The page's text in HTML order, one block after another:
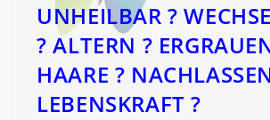
UNHEILBAR ?
? ALTERN ?
HAARE ?
LEBENSKRAFT ?